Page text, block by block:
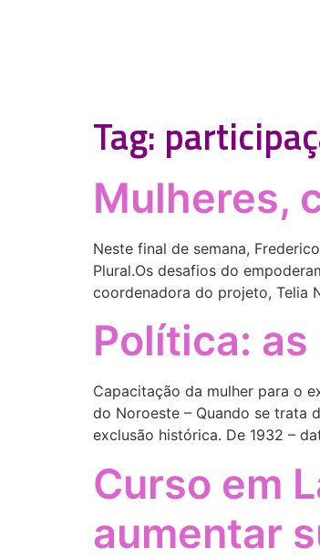
Tag:
Mulheres,
Neste final de semana,
Plural.Os desafios do
coordenadora do projeto, Telia
Política:
Capacitação da mulher para o
do Noroeste – Quando se trata
exclusão histórica. De 1932 –
Curso em
aumentar